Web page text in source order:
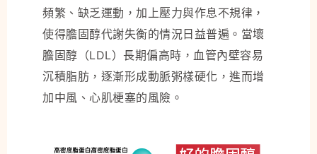
頻繁、缺乏運動，加上壓力與作息不規律，
使得膽固醇代謝失衡的情況日益普遍。當壞
膽固醇（LDL）長期偏高時，血管內壁容易
沉積脂肪，逐漸形成動脈粥樣硬化，進而增
加中風、心肌梗塞的風險。